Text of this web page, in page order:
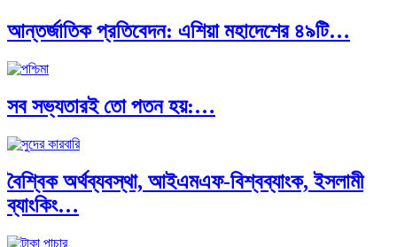
আন্তর্জাতিক প্রতিবেদন: এশিয়া মহাদেশের ৪৯টি…
সব সভ্যতারই তো পতন হয়:…
বৈশ্বিক অর্থব্যবস্থা, আইএমএফ-বিশ্বব্যাংক, ইসলামী
ব্যাংকিং…